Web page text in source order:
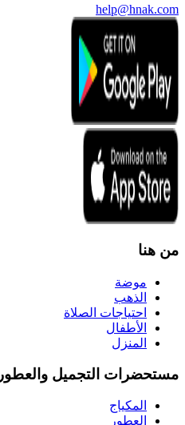
help@hnak.com
من هنا
موضة
الذهب
احتياجات الصلاة
الأطفال
المنزل
مستحضرات التجميل والعطور
المكياج
العطور